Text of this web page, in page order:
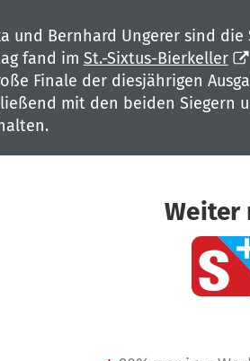
und Bernhard Ungerer sind die
fand im St.-Sixtus-Bierkeller
Finale der diesjährigen
mit den beiden Siegern